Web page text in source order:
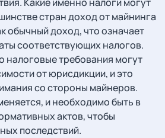
стран доход от майнинга
обычный доход, что означает
соответствующих налогов.
налоговые требования могут
от юрисдикции, и это
со стороны майнеров.
и необходимо быть в
актов, чтобы
последствий.